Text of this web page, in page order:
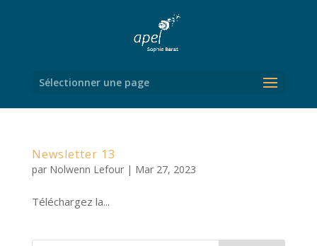
Sélectionner une page
Newsletter 13
par Nolwenn Lefour| Mar 27, 2023
Téléchargez la...